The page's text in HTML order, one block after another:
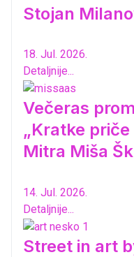
Stojan
18. Jul. 2026.
Detaljnije...
Večeras
„Kratke
Mitra Miša
14. Jul. 2026.
Detaljnije...
Street in art